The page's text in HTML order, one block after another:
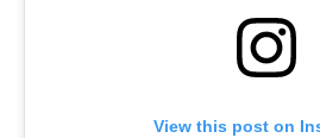
View this post on